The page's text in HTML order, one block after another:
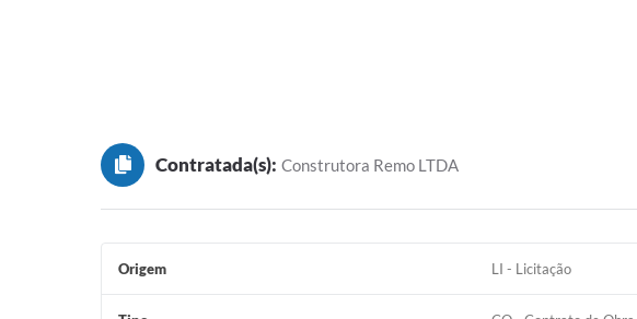
Contratada(s): Construtora Remo LTDA
Origem LI - Licitação